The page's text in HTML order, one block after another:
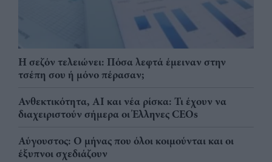
Η σεζόν τελειώνει: Πόσα λεφτά έμειναν στην
τσέπη σου ή μόνο πέρασαν;
Ανθεκτικότητα, AI και νέα ρίσκα: Τι έχουν να
διαχειριστούν σήμερα οι Έλληνες CEOs
Αύγουστος: Ο μήνας που όλοι κοιμούνται και οι
έξυπνοι σχεδιάζουν